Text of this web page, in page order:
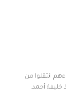
انتقلوا من
خليفة أحمد.